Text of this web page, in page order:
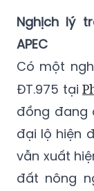
Nghịch lý
APEC
Có một
ĐT.975 tại
đồng đang
đại lộ hiện
vẫn xuất
đất nông